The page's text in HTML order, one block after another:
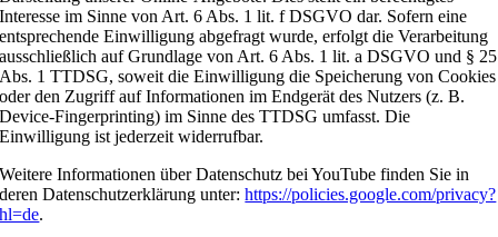
Interesse im Sinne von Art. 6 Abs. 1 lit. f DSGVO dar. Sofern eine
entsprechende Einwilligung abgefragt wurde, erfolgt die Verarbeitung
ausschließlich auf Grundlage von Art. 6 Abs. 1 lit. a DSGVO und § 25
Abs. 1 TTDSG, soweit die Einwilligung die Speicherung von Cookies
oder den Zugriff auf Informationen im Endgerät des Nutzers (z. B.
Device-Fingerprinting) im Sinne des TTDSG umfasst. Die
Einwilligung ist jederzeit widerrufbar.
Weitere Informationen über Datenschutz bei YouTube finden Sie in
deren Datenschutzerklärung unter:https://policies.google.com/privacy?
hl=de.